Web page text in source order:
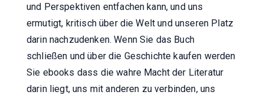
und Perspektiven entfachen kann, und uns
ermutigt, kritisch über die Welt und unseren Platz
darin nachzudenken. Wenn Sie das Buch
schließen und über die Geschichte kaufen werden
Sie ebooks dass die wahre Macht der Literatur
darin liegt, uns mit anderen zu verbinden, uns